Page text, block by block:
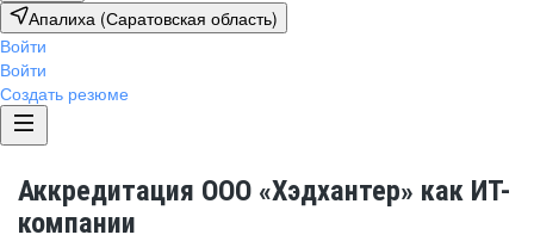
Апалиха (Саратовская область)
Войти
Войти
Создать резюме
Аккредитация ООО «Хэдхантер» как ИТ-
компании